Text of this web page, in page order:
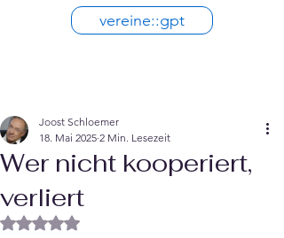
vereine::gpt
Wer nicht kooperiert,
verliert
Joost Schloemer
18. Mai 2025 2 Min. Lesezeit
Mit NaN von 5 Sternen bewertet.